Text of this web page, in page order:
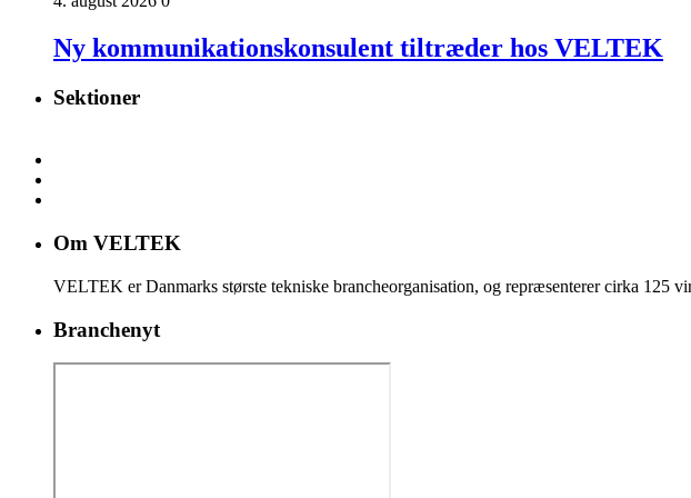
Ny kommunikationskonsulent tiltræder hos VELTEK
Sektioner
Om VELTEK
VELTEK er Danmarks største tekniske brancheorganisation, og repræsenterer cirka 125
Branchenyt